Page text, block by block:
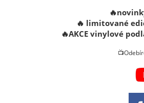
🔥 limitované
🔥AKCE vinylové